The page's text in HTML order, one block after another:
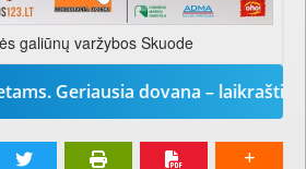
galiūnų varžybos Skuode
Geriausia dovana – laikraštis!